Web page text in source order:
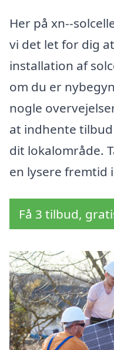
Her på xn--
vi det let for dig
installation af
om du er
nogle
at indhente
dit lokalområde.
en lysere fremtid
Få 3 tilbud,